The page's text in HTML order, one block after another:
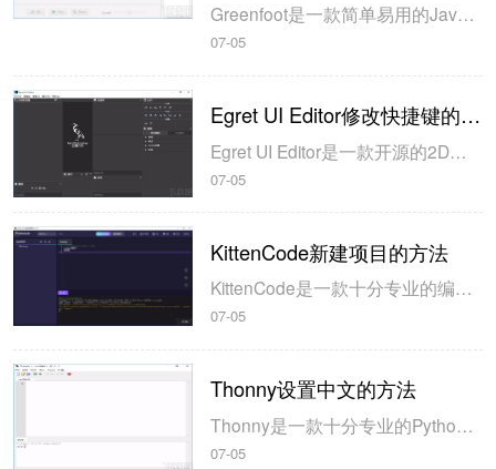
Greenfoot是一款简单易用的Java开发环境，该软件界面清爽简约，既可以作为一个开发框使用，也能够作为集成开发环境使用，操作起来十分简单。这款软件支持多种语言，但是默认的语言是英文，因此将该软件下载到电脑上的时候，会发现软件的界面语言是英文版本的，这对于英语基础较差的朋友来说，使用这款软件就会...
07-05
Egret UI Editor修改快捷键的方法
Egret UI Editor是一款开源的2D游戏开发代码编辑软件，其主要功能是针对Egret项目中的Exml皮肤文件进行可视化编辑，功能十分强大。我们在使用这款软件的过程中，可以将一些常用操作设置快捷键，这样就可以简化编程，从而提高代码编辑的工作效率。但是这款软件在日常生活中使用得不多，并且专业性...
07-05
KittenCode新建项目的方法
KittenCode是一款十分专业的编程软件，该软件给用户提供了可视化的操作界面，支持Python语言的编程开发以及第三方库管理，并且提供了很多实用的工具，功能十分强大。我们在使用这款软件进行编程开发的过程中，最基本、最常做的操作就是新建项目，因此我们很有必要掌握新建项目的方法。但是这款软件的专业性...
07-05
Thonny设置中文的方法
Thonny是一款十分专业的Python编辑软件，该软件界面清爽简单，给用户提供了丰富的编程工具，具备代码补全、语法错误显示等功能，非常的适合新手使用。该软件还支持多种语言，所以在下载这款软件的时候，有时候下载到电脑中的软件是英文版本的，这对于英语基础较差的小伙伴来说，使用这款软件就会变得十分困难，...
07-05